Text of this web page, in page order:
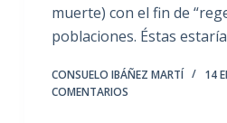
muerte) con el fin de
poblaciones. Éstas
CONSUELO IBÁÑEZ MARTÍ 14
COMENTARIOS